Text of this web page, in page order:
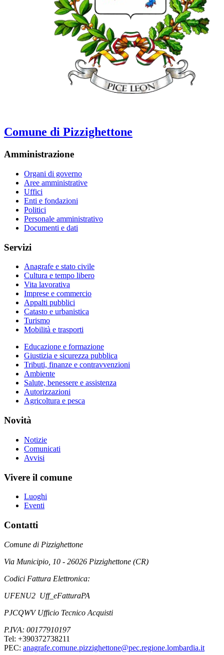
Comune di Pizzighettone
Amministrazione
Organi di governo
Aree amministrative
Uffici
Enti e fondazioni
Politici
Personale amministrativo
Documenti e dati
Servizi
Anagrafe e stato civile
Cultura e tempo libero
Vita lavorativa
Imprese e commercio
Appalti pubblici
Catasto e urbanistica
Turismo
Mobilità e trasporti
Educazione e formazione
Giustizia e sicurezza pubblica
Tributi, finanze e contravvenzioni
Ambiente
Salute, benessere e assistenza
Autorizzazioni
Agricoltura e pesca
Novità
Notizie
Comunicati
Avvisi
Vivere il comune
Luoghi
Eventi
Contatti
Comune di Pizzighettone
Via Municipio, 10 - 26026 Pizzighettone (CR)
Codici Fattura Elettronica:
UFENU2 Uff_eFatturaPA
PJCQWV Ufficio Tecnico Acquisti
P.IVA: 00177910197
Tel: +390372738211
PEC: anagrafe.comune.pizzighettone@pec.regione.lombardia.it